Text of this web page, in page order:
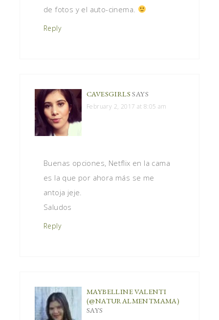
de fotos y el auto-cinema.
Reply
CAVESGIRLSSAYS
February 2, 2017 at 8:05 am
Buenas opciones, Netflix en la cama
es la que por ahora más se me
antoja jeje.
Saludos
Reply
MAYBELLINE VALENTI
(@NATURALMENTMAMA)
SAYS